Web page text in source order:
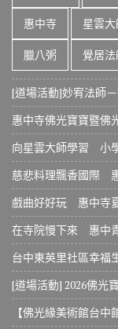
惠中寺 星雲
臘八粥 覺居
[道場活動]妙宥法師
惠中寺佛光寶寶暨
向星雲大師學習 小
慈悲料理飄香國際
戲曲好好玩 惠中寺
在寺院慢下來 惠中
台中東英里社區幸
[道場活動] 2026佛光
【佛光緣美術館台中